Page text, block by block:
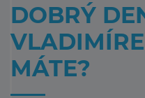
DOBRÝ
MÁTE?